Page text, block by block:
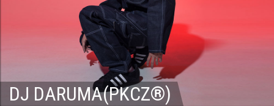
DJ DARUMA(PKCZ®)